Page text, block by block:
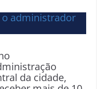
da cidade,